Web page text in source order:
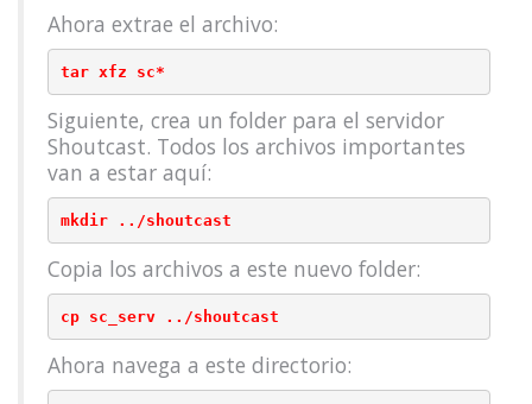
Ahora extrae el archivo:
Siguiente, crea un folder para el servidor
Shoutcast. Todos los archivos importantes
van a estar aquí:
Copia los archivos a este nuevo folder:
Ahora navega a este directorio: